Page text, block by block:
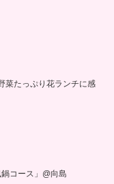
菜たっぷり花ランチに感
コース」@向島